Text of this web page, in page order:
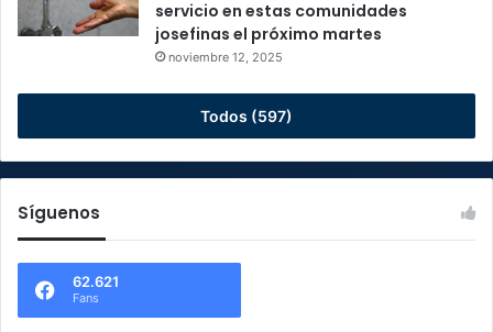
servicio en estas comunidades
josefinas el próximo martes
noviembre 12, 2025
Todos (597)
Síguenos
62.621
Fans